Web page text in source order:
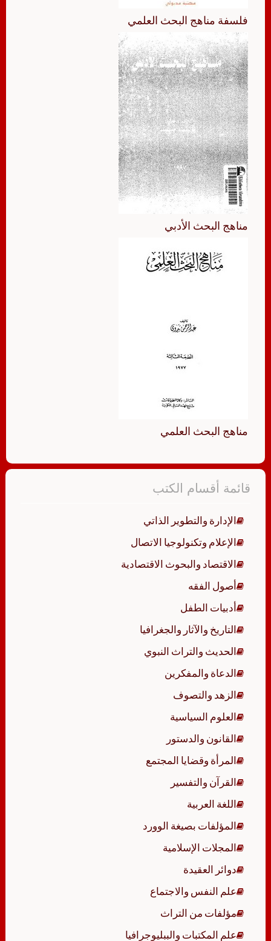
فلسفة مناهج البحث العلمي
مناهج البحث الأدبي
مناهج البحث العلمي
قائمة أقسام الكتب
الإدارة والتطوير الذاتي
الإعلام وتكنولوجيا الاتصال
الاقتصاد والبحوث الاقتصادية
أصول الفقه
أدبيات الطفل
التاريخ والآثار والجغرافيا
الحديث والتراث النبوي
الدعاة والمفكرين
الزهد والتصوف
العلوم السياسية
القانون والدستور
المرأة وقضايا المجتمع
القرآن والتفسير
اللغة العربية
المؤلفات بصيغة الوورد
المجلات الإسلامية
دوائر العقيدة
علم النفس والاجتماع
مؤلفات من التراث
علم المكتبات والببليوجرافيا